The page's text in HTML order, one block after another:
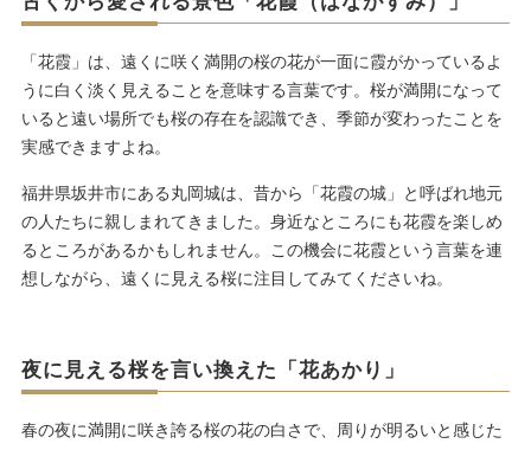
「花霞」は、遠くに咲く満開の桜の花が一面に霞がかっているよ
うに白く淡く見えることを意味する言葉です。桜が満開になって
いると遠い場所でも桜の存在を認識でき、季節が変わったことを
実感できますよね。
福井県坂井市にある丸岡城は、昔から「花霞の城」と呼ばれ地元
の人たちに親しまれてきました。身近なところにも花霞を楽しめ
るところがあるかもしれません。この機会に花霞という言葉を連
想しながら、遠くに見える桜に注目してみてくださいね。
夜に見える桜を言い換えた「花あかり」
春の夜に満開に咲き誇る桜の花の白さで、周りが明るいと感じた